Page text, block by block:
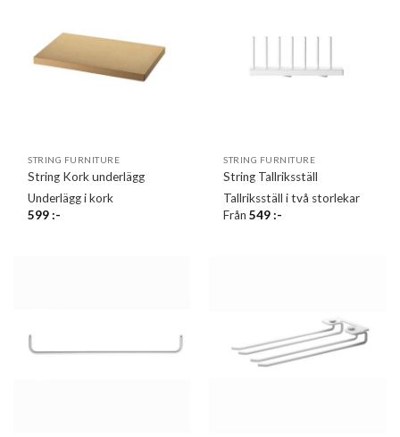
STRING FURNITURE
String Kork underlägg
Underlägg i kork
599:-
STRING FURNITURE
String Tallriksställ
Tallriksställ i två storlekar
Från549:-